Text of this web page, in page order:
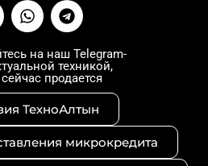
W
h
t
s
a
p
p
T
e
e
g
r
a
m
на наш Telegram-
техникой,
продается
ТехноАлтын
микрокредита